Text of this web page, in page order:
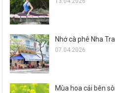
Nhớ cà phê Nha
07.04.2026
Mùa hoa cải bên